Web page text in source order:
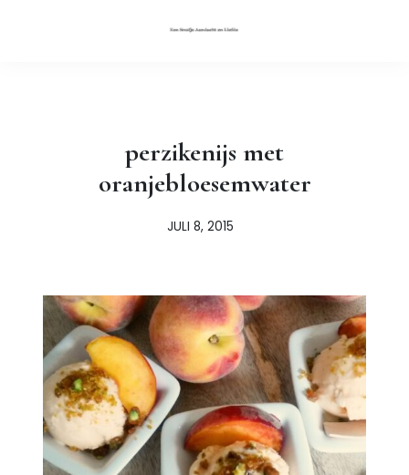
perzikenijs met
oranjebloesemwater
JULI 8, 2015